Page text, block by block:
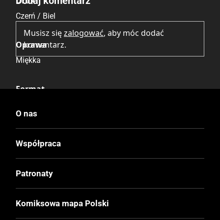
Czerń / Biel
Oprawa
Miękka
Format
80
Cena Okładkowa
Musisz sięzalogować, aby móc dodać
komentarz.
O nas
Współpraca
Patronaty
Komiksowa mapa Polski